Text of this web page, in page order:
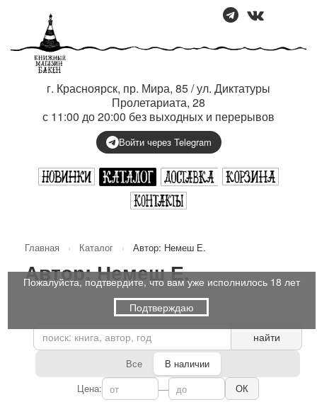
г. Красноярск, пр. Мира, 85 / ул. Диктатуры
Пролетариата, 28
с 11:00 до 20:00 без выходных и перерывов
Войти через Telegram
Главная › Каталог › Автор: Немеш Е.
Автор: Немеш Е.
найти
Все
В наличии
Цена:
— ОК
Пожалуйста, подтвердите, что вам уже исполнилось 18 лет
Подтверждаю